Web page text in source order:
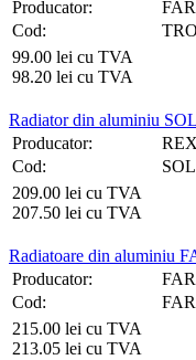
Producator:
Cod:
99.00 lei cu TVA
98.20 lei cu TVA
Radiator din aluminiu
Producator:
Cod:
209.00 lei cu TVA
207.50 lei cu TVA
Radiatoare din aluminiu
Producator:
Cod:
215.00 lei cu TVA
213.05 lei cu TVA